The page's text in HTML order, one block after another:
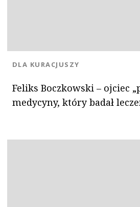
Feliks Boczkowski – ojciec
medycyny, który badał
KATEGORIA:
DLA KURACJUSZY